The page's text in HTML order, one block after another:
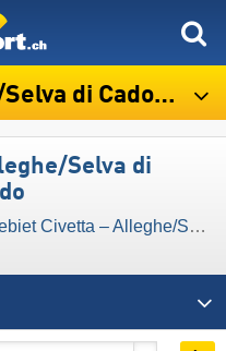
​Palafavera/​Zoldo
​Selva di
– Alleghe/​Selva di Cadore/​Palafavera/​Zoldo